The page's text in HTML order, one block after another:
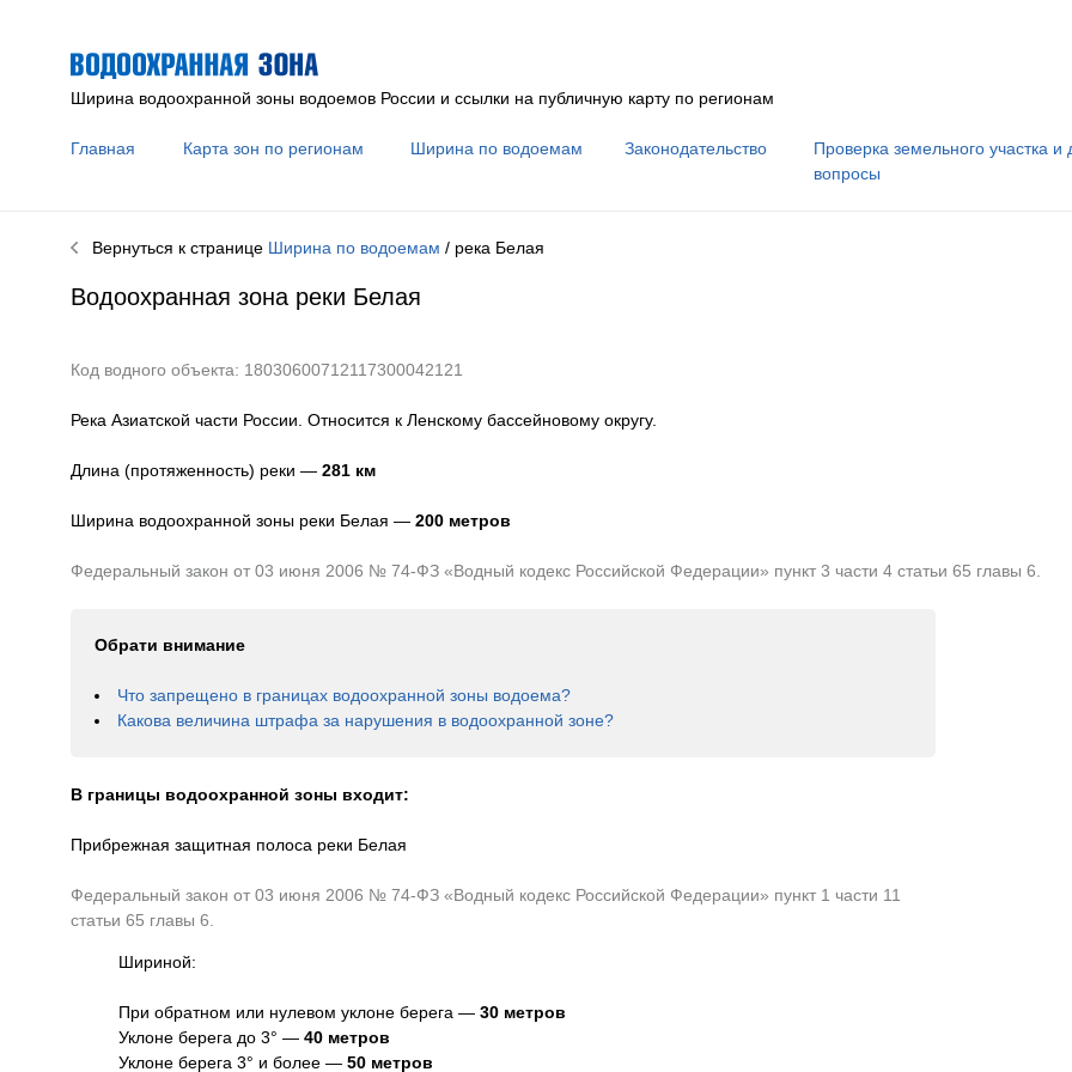
Ширина водоохранной зоны водоемов России и ссылки на публичную карту по регионам
Главная Карта зон по регионам Ширина по водоемам Законодательство
Проверка земельного участка и
вопросы
Вернуться к странице Ширина по водоемам / рекаБелая
Водоохранная зона реки Белая
Код водного объекта: 18030600712117300042121
Река Азиатской части России. Относится к Ленскому бассейновому округу.
Длина (протяженность) реки — 281км
Ширина водоохранной зоны реки Белая — 200 метров
Федеральный закон от 03 июня 2006 № 74-ФЗ «Водный кодекс Российской Федерации» пункт 3 части 4 статьи 65 главы 6.
Обрати внимание
Что запрещено в границах водоохранной зоны водоема?
Какова величина штрафа за нарушения в водоохранной зоне?
В границы водоохранной зоны входит:
Прибрежная защитная полоса реки Белая
Федеральный закон от 03 июня 2006 № 74-ФЗ «Водный кодекс Российской Федерации» пункт 1 части 11
статьи 65 главы 6.
Шириной:
При обратном или нулевом уклоне берега — 30 метров
Уклоне берега до 3° — 40 метров
Уклоне берега 3° и более — 50 метров